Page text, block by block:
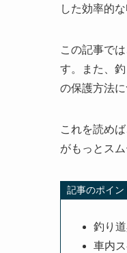
した効率的な
この記事で
す。また、
の保護方法に
これを読め
がもっとス
記事のポイン
釣り
車内